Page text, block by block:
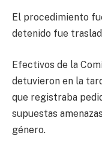
El procedimiento
detenido fue
Efectivos de la
detuvieron en la
que registraba
supuestas
género.